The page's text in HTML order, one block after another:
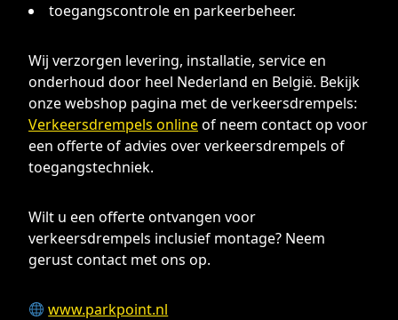
toegangscontrole en parkeerbeheer.
Wij verzorgen levering, installatie, service en
onderhoud door heel Nederland en België. Bekijk
onze webshop pagina met de verkeersdrempels:
Verkeersdrempels onlineof neem contact op voor
een offerte of advies over verkeersdrempels of
toegangstechniek.
Wilt u een offerte ontvangen voor
verkeersdrempels inclusief montage? Neem
gerust contact met ons op.
www.parkpoint.nl